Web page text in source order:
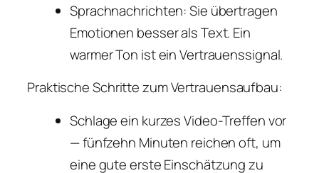
Sprachnachrichten: Sie übertragen
Emotionen besser als Text. Ein
warmer Ton ist ein Vertrauenssignal.
Praktische Schritte zum Vertrauensaufbau:
Schlage ein kurzes Video-Treffen vor
— fünfzehn Minuten reichen oft, um
eine gute erste Einschätzung zu